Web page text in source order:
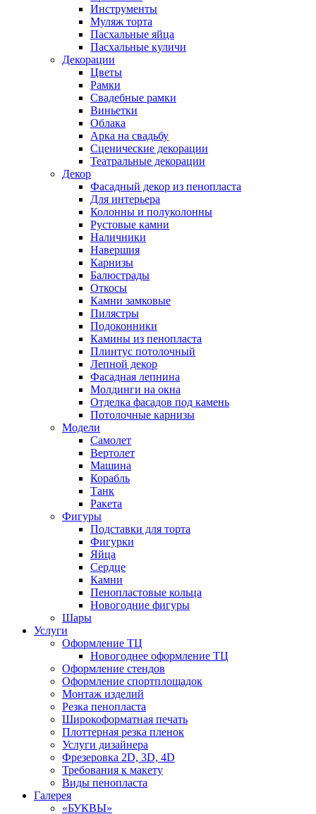
Инструменты
Муляж торта
Пасхальные яйца
Пасхальные куличи
Декорации
Цветы
Рамки
Свадебные рамки
Виньетки
Облака
Арка на свадьбу
Сценические декорации
Театральные декорации
Декор
Фасадный декор из пенопласта
Для интерьера
Колонны и полуколонны
Рустовые камни
Наличники
Навершия
Карнизы
Балюстрады
Откосы
Камни замковые
Пилястры
Подоконники
Камины из пенопласта
Плинтус потолочный
Лепной декор
Фасадная лепнина
Молдинги на окна
Отделка фасадов под камень
Потолочные карнизы
Модели
Самолет
Вертолет
Машина
Корабль
Танк
Ракета
Фигуры
Подставки для торта
Фигурки
Яйца
Сердце
Камни
Пенопластовые кольца
Новогодние фигуры
Шары
Услуги
Оформление ТЦ
Новогоднее оформление ТЦ
Оформление стендов
Оформление спортплощадок
Монтаж изделий
Резка пенопласта
Широкоформатная печать
Плоттерная резка пленок
Услуги дизайнера
Фрезеровка 2D, 3D, 4D
Требования к макету
Виды пенопласта
Галерея
«БУКВЫ»